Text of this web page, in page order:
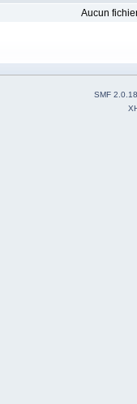
Aucun
SMF 2.0.18